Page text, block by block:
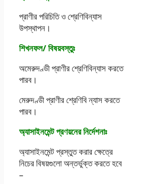
প্রাণীর পরিচিতি ও শ্রেণিবিন্যাস
উপস্থাপন।
শিখনফল/ বিষয়বস্তুঃ
অমেরুদণ্ডী প্রাণীর শ্রেণিবিন্যাস করতে
পারব।
মেরুদণ্ডী প্রাণীর শ্রেণিবি ন্যাস করতে
পারব।
অ্যাসাইনমেন্ট প্রণয়নের নির্দেশনাঃ
অ্যাসাইনমেন্ট প্রস্তুত করার ক্ষেত্রে
নিচের বিষয়গুলাে অন্তর্ভুক্ত করতে হবে
–